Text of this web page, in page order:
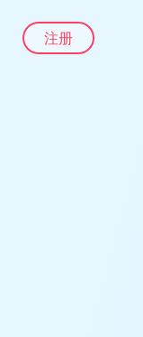
注册